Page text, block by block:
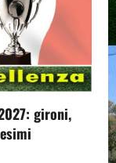
gironi,